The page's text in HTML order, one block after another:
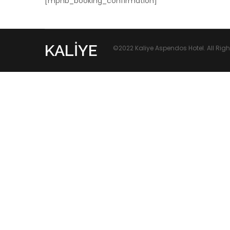
KALIYE ©2022 Kaliye Aspendos Hotel. All